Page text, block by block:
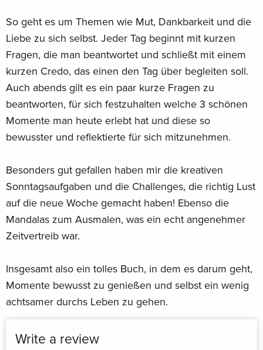
Jede Menge positive Energie
: Schluss mit negativen Gedanken und hinderlichen
Gewohnheiten!
Mit diesem Tagebuch ist Biyon immer voller Motivation und
guter Laune an deiner Seite.
-
Nur 2x2 Minuten täglich
für mehr Spaß im Leben!
Motivierende Fragen
So geht es um Themen wie Mut, Dankbarkeit und die
Liebe zu sich selbst. Jeder Tag beginnt mit kurzen
Fragen, die man beantwortet und schließt mit einem
kurzen Credo, das einen den Tag über begleiten soll.
Auch abends gilt es ein paar kurze Fragen zu
beantworten, für sich festzuhalten welche 3 schönen
Momente man heute erlebt hat und diese so
bewusster und reflektierte für sich mitzunehmen.
Besonders gut gefallen haben mir die kreativen
Sonntagsaufgaben und die Challenges, die richtig Lust
auf die neue Woche gemacht haben! Ebenso die
Mandalas zum Ausmalen, was ein echt angenehmer
Zeitvertreib war.
Insgesamt also ein tolles Buch, in dem es darum geht,
Momente bewusst zu genießen und selbst ein wenig
achtsamer durchs Leben zu gehen.
Write a review